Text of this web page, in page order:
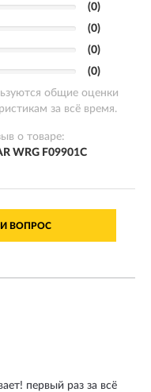
(0)
(0)
(0)
(0)
общие оценки
за всё время.
о товаре:
WRG F09901C
ВОПРОС
первый раз за всё